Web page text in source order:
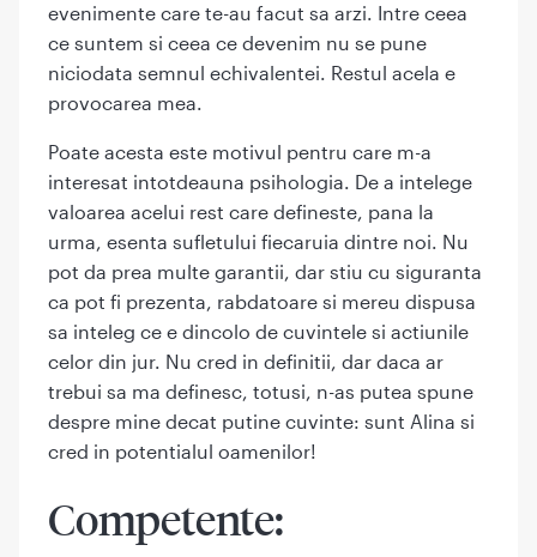
evenimente care te-au facut sa arzi. Intre ceea
ce suntem si ceea ce devenim nu se pune
niciodata semnul echivalentei. Restul acela e
provocarea mea.
Poate acesta este motivul pentru care m-a
interesat intotdeauna psihologia. De a intelege
valoarea acelui rest care defineste, pana la
urma, esenta sufletului fiecaruia dintre noi. Nu
pot da prea multe garantii, dar stiu cu siguranta
ca pot fi prezenta, rabdatoare si mereu dispusa
sa inteleg ce e dincolo de cuvintele si actiunile
celor din jur. Nu cred in definitii, dar daca ar
trebui sa ma definesc, totusi, n-as putea spune
despre mine decat putine cuvinte: sunt Alina si
cred in potentialul oamenilor!
Competente: